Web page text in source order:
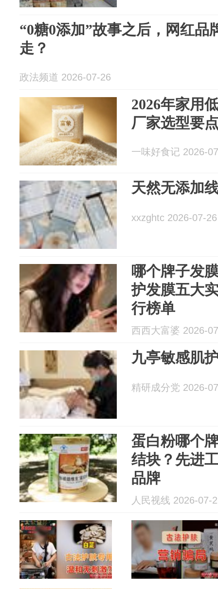
“0糖0添加”故事之后，网红品
走？
政法频道 2026-07-26
2026年家用
厂家选型要
一味好食记 2026-
天然无添加
xxzghtc 2026-07-26
哪个牌子发
护发膜五大
行榜单
西西大富婆 2026-
九亭敏感肌
精研成分党 2026-
蛋白粉哪个
结块？先进
品牌
人民视线 2026-07-